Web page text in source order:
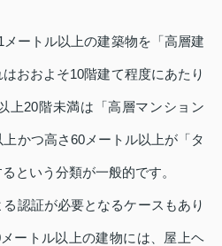
ートル以上の建築物を「高層建
おおよそ10階建て程度にあたり
上20階未満は「高層マンション
上かつ高さ60メートル以上が「タ
という分類が一般的です。
認証が必要となるケースもあり
ートル以上の建物には、屋上ヘ